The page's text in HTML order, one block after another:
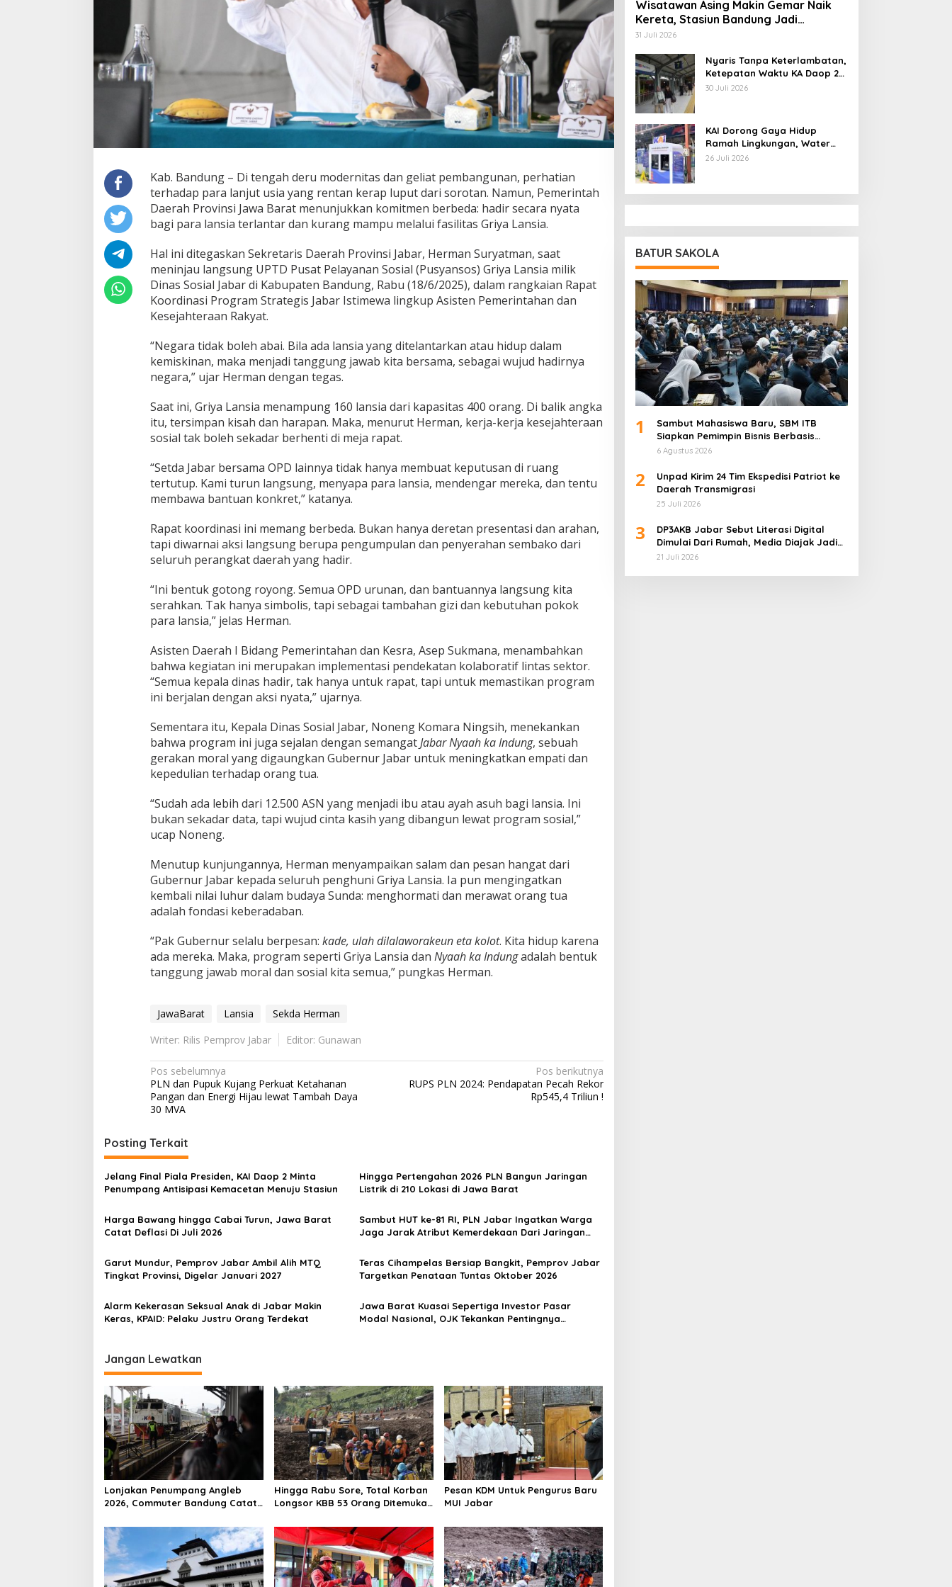
Kab. Bandung – Di tengah deru modernitas dan geliat pembangunan, perhatian
terhadap para lanjut usia yang rentan kerap luput dari sorotan. Namun, Pemerintah
Daerah Provinsi Jawa Barat menunjukkan komitmen berbeda: hadir secara nyata
bagi para lansia terlantar dan kurang mampu melalui fasilitas Griya Lansia.
Hal ini ditegaskan Sekretaris Daerah Provinsi Jabar, Herman Suryatman, saat
meninjau langsung UPTD Pusat Pelayanan Sosial (Pusyansos) Griya Lansia milik
Dinas Sosial Jabar di Kabupaten Bandung, Rabu (18/6/2025), dalam rangkaian Rapat
Koordinasi Program Strategis Jabar Istimewa lingkup Asisten Pemerintahan dan
Kesejahteraan Rakyat.
“Negara tidak boleh abai. Bila ada lansia yang ditelantarkan atau hidup dalam
kemiskinan, maka menjadi tanggung jawab kita bersama, sebagai wujud hadirnya
negara,” ujar Herman dengan tegas.
Saat ini, Griya Lansia menampung 160 lansia dari kapasitas 400 orang. Di balik angka
itu, tersimpan kisah dan harapan. Maka, menurut Herman, kerja-kerja kesejahteraan
sosial tak boleh sekadar berhenti di meja rapat.
“Setda Jabar bersama OPD lainnya tidak hanya membuat keputusan di ruang
tertutup. Kami turun langsung, menyapa para lansia, mendengar mereka, dan tentu
membawa bantuan konkret,” katanya.
Rapat koordinasi ini memang berbeda. Bukan hanya deretan presentasi dan arahan,
tapi diwarnai aksi langsung berupa pengumpulan dan penyerahan sembako dari
seluruh perangkat daerah yang hadir.
“Ini bentuk gotong royong. Semua OPD urunan, dan bantuannya langsung kita
serahkan. Tak hanya simbolis, tapi sebagai tambahan gizi dan kebutuhan pokok
para lansia,” jelas Herman.
Asisten Daerah I Bidang Pemerintahan dan Kesra, Asep Sukmana, menambahkan
bahwa kegiatan ini merupakan implementasi pendekatan kolaboratif lintas sektor.
“Semua kepala dinas hadir, tak hanya untuk rapat, tapi untuk memastikan program
ini berjalan dengan aksi nyata,” ujarnya.
Sementara itu, Kepala Dinas Sosial Jabar, Noneng Komara Ningsih, menekankan
bahwa program ini juga sejalan dengan semangatJabar Nyaah ka Indung, sebuah
gerakan moral yang digaungkan Gubernur Jabar untuk meningkatkan empati dan
kepedulian terhadap orang tua.
“Sudah ada lebih dari 12.500 ASN yang menjadi ibu atau ayah asuh bagi lansia. Ini
bukan sekadar data, tapi wujud cinta kasih yang dibangun lewat program sosial,”
ucap Noneng.
Menutup kunjungannya, Herman menyampaikan salam dan pesan hangat dari
Gubernur Jabar kepada seluruh penghuni Griya Lansia. Ia pun mengingatkan
kembali nilai luhur dalam budaya Sunda: menghormati dan merawat orang tua
adalah fondasi keberadaban.
“Pak Gubernur selalu berpesan: kade, ulah dilalaworakeun eta kolot. Kita hidup karena
ada mereka. Maka, program seperti Griya Lansia dan Nyaah ka Indungadalah bentuk
tanggung jawab moral dan sosial kita semua,” pungkas Herman.
JawaBarat Lansia
Sekda Herman
Writer: Rilis Pemprov Jabar
Editor: Gunawan
Navigasi
pos
Pos sebelumnya
PLN dan Pupuk Kujang Perkuat Ketahanan
Pangan dan Energi Hijau lewat Tambah Daya
30 MVA
Pos berikutnya
RUPS PLN 2024: Pendapatan Pecah Rekor
Rp545,4 Triliun !
Posting Terkait
Jelang Final Piala Presiden, KAI Daop 2 Minta
Penumpang Antisipasi Kemacetan Menuju Stasiun
Hingga Pertengahan 2026 PLN Bangun Jaringan
Listrik di 210 Lokasi di Jawa Barat
Harga Bawang hingga Cabai Turun, Jawa Barat
Catat Deflasi Di Juli 2026
Sambut HUT ke-81 RI, PLN Jabar Ingatkan Warga
Jaga Jarak Atribut Kemerdekaan Dari Jaringan
Garut Mundur, Pemprov Jabar Ambil Alih MTQ
Tingkat Provinsi, Digelar Januari 2027
Teras Cihampelas Bersiap Bangkit, Pemprov Jabar
Targetkan Penataan Tuntas Oktober 2026
Alarm Kekerasan Seksual Anak di Jabar Makin
Keras, KPAID: Pelaku Justru Orang Terdekat
Jawa Barat Kuasai Sepertiga Investor Pasar
Modal Nasional, OJK Tekankan Pentingnya
Jangan Lewatkan
Lonjakan Penumpang Angleb
2026, Commuter Bandung Catat
Sejarah
Hingga Rabu Sore, Total Korban
Longsor KBB 53 Orang Ditemukan
Pesan KDM Untuk Pengurus Baru
MUI Jabar
Wisatawan Asing Makin Gemar Naik
Kereta, Stasiun Bandung Jadi
Gerbang Utama di Jawa Barat
31 Juli 2026
Nyaris Tanpa Keterlambatan,
Ketepatan Waktu KA Daop 2
Bandung Tembus 99,85
30 Juli 2026
KAI Dorong Gaya Hidup
Ramah Lingkungan, Water
Station Berpotensi Kurangi
26 Juli 2026
BATUR SAKOLA
1
Sambut Mahasiswa Baru, SBM ITB
Siapkan Pemimpin Bisnis Berbasis
Inovasi
6 Agustus 2026
2
Unpad Kirim 24 Tim Ekspedisi Patriot ke
Daerah Transmigrasi
25 Juli 2026
3
DP3AKB Jabar Sebut Literasi Digital
Dimulai Dari Rumah, Media Diajak Jadi
Mitra Keluarga
21 Juli 2026